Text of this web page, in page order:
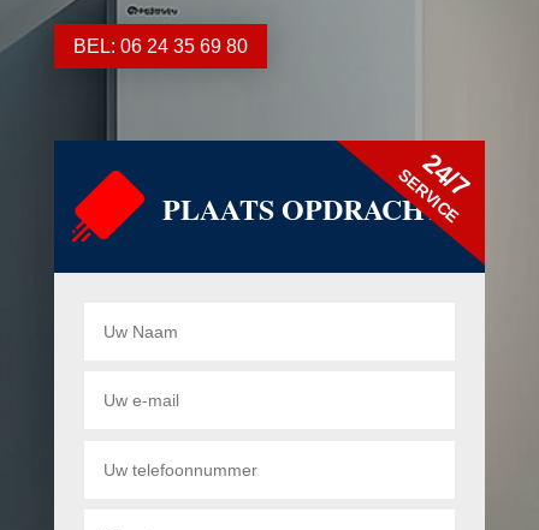
BEL: 06 24 35 69 80
PLAATS OPDRACHT
24/7
SERVICE